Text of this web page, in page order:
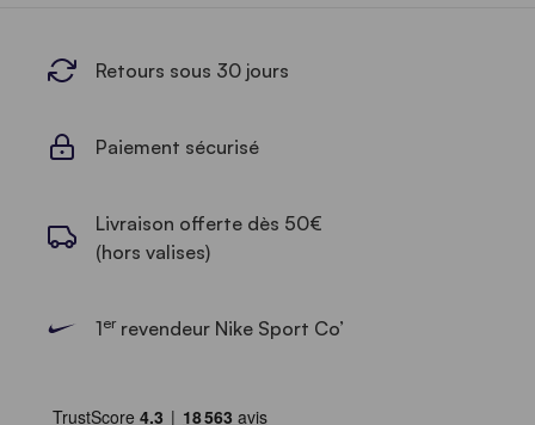
Retours sous 30 jours
Paiement sécurisé
Livraison offerte dès 50€
(hors valises)
1errevendeur Nike Sport Co’